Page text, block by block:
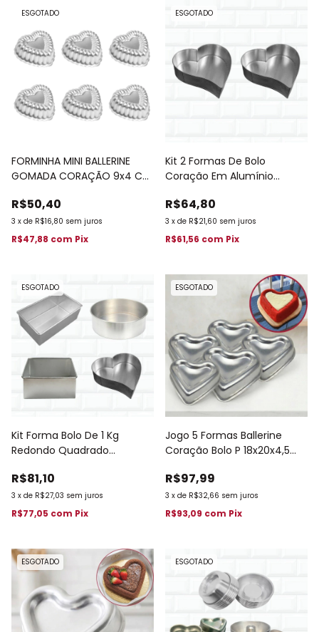
ESGOTADO
FORMINHA MINI BALLERINE
GOMADA CORAÇÃO 9x4 CM
R$50,40
3 x de R$16,80 sem juros
R$47,88 com Pix
ESGOTADO
Kit 2 Formas De Bolo
Coração Em Alumínio
R$64,80
3 x de R$21,60 sem juros
R$61,56 com Pix
ESGOTADO
Kit Forma Bolo De 1 Kg
Redondo Quadrado
R$81,10
3 x de R$27,03 sem juros
R$77,05 com Pix
ESGOTADO
Jogo 5 Formas Ballerine
Coração Bolo P 18x20x4,5
R$97,99
3 x de R$32,66 sem juros
R$93,09 com Pix
ESGOTADO ESGOTADO